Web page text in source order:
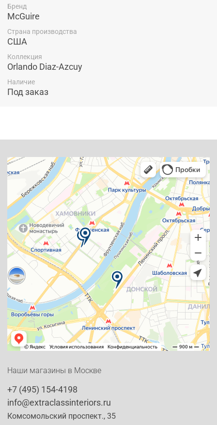
Бренд
McGuire
Страна производства
США
Коллекция
Orlando Diaz-Azcuy
Наличие
Под заказ
Наши магазины в Москве
+7 (495) 154-4198
info@extraclassinteriors.ru
Комсомольский проспект., 35